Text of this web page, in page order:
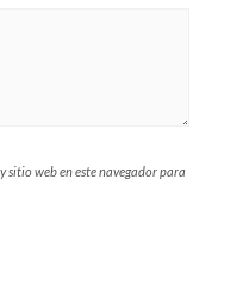
web en este navegador para